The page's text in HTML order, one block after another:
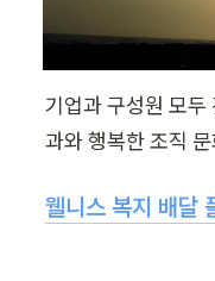
기업과 구성원 모두
과와 행복한 조직
웰니스 복지 배달